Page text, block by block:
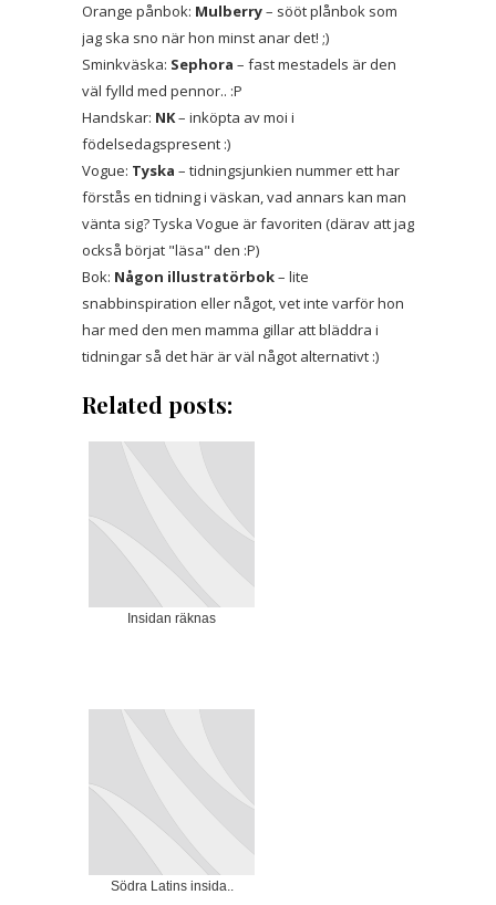
Orange pånbok: Mulberry– sööt plånbok som
jag ska sno när hon minst anar det! ;)
Sminkväska: Sephora – fast mestadels är den
väl fylld med pennor.. :P
Handskar: NK– inköpta av moi i
födelsedagspresent :)
Vogue: Tyska – tidningsjunkien nummer ett har
förstås en tidning i väskan, vad annars kan man
vänta sig? Tyska Vogue är favoriten (därav att jag
också börjat "läsa" den :P)
Bok: Någon illustratörbok– lite
snabbinspiration eller något, vet inte varför hon
har med den men mamma gillar att bläddra i
tidningar så det här är väl något alternativt :)
Related posts:
Insidan räknas
Södra Latins insida..